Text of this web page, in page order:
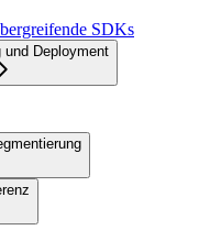
SDKs
und Deployment